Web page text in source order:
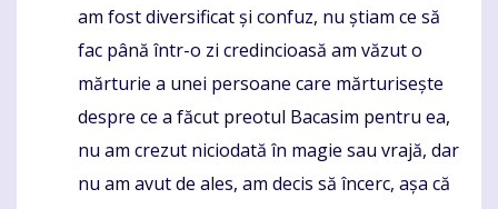
am fost diversificat și confuz, nu știam ce să
fac până într-o zi credincioasă am văzut o
mărturie a unei persoane care mărturisește
despre ce a făcut preotul Bacasim pentru ea,
nu am crezut niciodată în magie sau vrajă, dar
nu am avut de ales, am decis să încerc, așa că